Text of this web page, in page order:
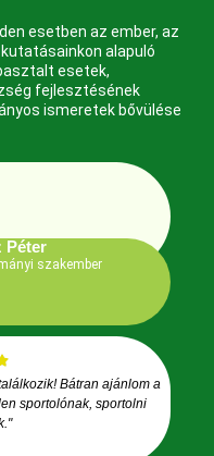
esetben az ember, az
alapuló
esetek,
fejlesztésének
ismeretek bővülése
Péter
szakember
Bátran ajánlom a
sportolónak, sportolni